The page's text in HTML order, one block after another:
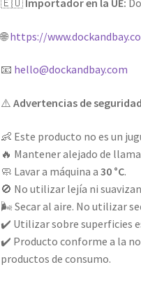
🌐https://
📧 hello@dockandbay.com
⚠️Advertencias de seguridad
👶 Este producto no es un
🔥 Mantener alejado de
🧼 Lavar a máquina a30 °C.
🚫 No utilizar lejía ni
🌬️ Secar al aire. No utilizar
✔️ Utilizar sobre superficies
✔️ Producto conforme a la
productos de consumo.